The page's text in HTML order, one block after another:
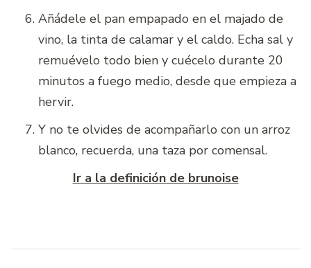
Añádele el pan empapado en el majado de
vino, la tinta de calamar y el caldo. Echa sal y
remuévelo todo bien y cuécelo durante 20
minutos a fuego medio, desde que empieza a
hervir.
Y no te olvides de acompañarlo con un arroz
blanco, recuerda, una taza por comensal.
Ir a la definición de brunoise